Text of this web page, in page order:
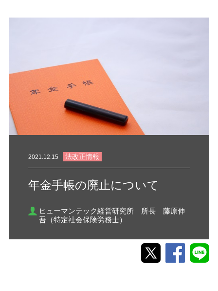
2021.12.15 法改正情報
年金手帳の廃止について
ヒューマンテック経営研究所 所長 藤原伸
吾（特定社会保険労務士）